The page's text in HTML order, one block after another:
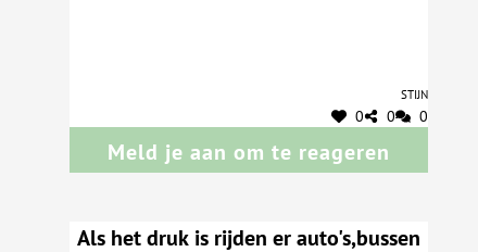
Stijn
0 0 0
Meld je aan om te reageren
Als het druk is rijden er auto's,bussen